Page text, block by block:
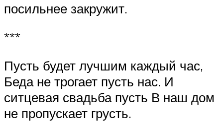
посильнее закружит.
***
Пусть будет лучшим каждый час,
Беда не трогает пусть нас. И
ситцевая свадьба пусть В наш дом
не пропускает грусть.